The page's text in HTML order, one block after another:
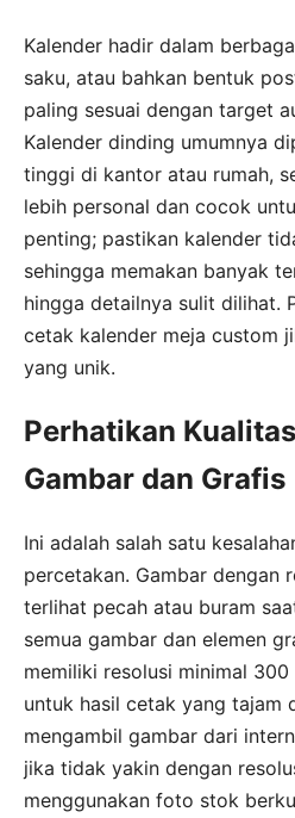
Kalender hadir dalam
saku, atau bahkan bentuk
paling sesuai dengan target
Kalender dinding umumnya
tinggi di kantor atau rumah,
lebih personal dan cocok
penting; pastikan kalender
sehingga memakan banyak
hingga detailnya sulit dilihat.
cetak kalender meja custom
yang unik.
Perhatikan
Gambar dan Grafis
Ini adalah salah satu
percetakan. Gambar dengan
terlihat pecah atau buram
semua gambar dan elemen
memiliki resolusi minimal
untuk hasil cetak yang tajam
mengambil gambar dari
jika tidak yakin dengan
menggunakan foto stok